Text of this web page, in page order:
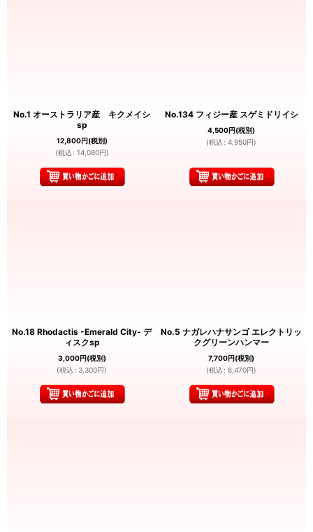
No.1 オーストラリア産 キクメイシ
sp
12,800円(税別)
(税込 : 14,080円)
No.134 フィジー産 スゲミドリイシ
4,500円(税別)
(税込 : 4,950円)
No.18 Rhodactis -Emerald City- デ
ィスクsp
3,000円(税別)
(税込 : 3,300円)
No.5 ナガレハナサンゴ エレクトリッ
クグリーンハンマー
7,700円(税別)
(税込 : 8,470円)